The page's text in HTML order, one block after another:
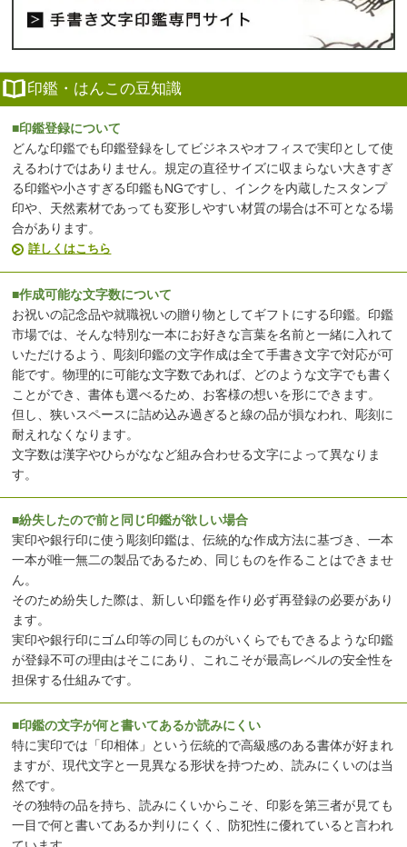
印鑑・はんこの豆知識
■印鑑登録について
どんな印鑑でも印鑑登録をしてビジネスやオフィスで実印として使
えるわけではありません。規定の直径サイズに収まらない大きすぎ
る印鑑や小さすぎる印鑑もNGですし、インクを内蔵したスタンプ
印や、天然素材であっても変形しやすい材質の場合は不可となる場
合があります。
詳しくはこちら
■作成可能な文字数について
お祝いの記念品や就職祝いの贈り物としてギフトにする印鑑。印鑑
市場では、そんな特別な一本にお好きな言葉を名前と一緒に入れて
いただけるよう、彫刻印鑑の文字作成は全て手書き文字で対応が可
能です。物理的に可能な文字数であれば、どのような文字でも書く
ことができ、書体も選べるため、お客様の想いを形にできます。
但し、狭いスペースに詰め込み過ぎると線の品が損なわれ、彫刻に
耐えれなくなります。
文字数は漢字やひらがななど組み合わせる文字によって異なりま
す。
■紛失したので前と同じ印鑑が欲しい場合
実印や銀行印に使う彫刻印鑑は、伝統的な作成方法に基づき、一本
一本が唯一無二の製品であるため、同じものを作ることはできませ
ん。
そのため紛失した際は、新しい印鑑を作り必ず再登録の必要があり
ます。
実印や銀行印にゴム印等の同じものがいくらでもできるような印鑑
が登録不可の理由はそこにあり、これこそが最高レベルの安全性を
担保する仕組みです。
■印鑑の文字が何と書いてあるか読みにくい
特に実印では「印相体」という伝統的で高級感のある書体が好まれ
ますが、現代文字と一見異なる形状を持つため、読みにくいのは当
然です。
その独特の品を持ち、読みにくいからこそ、印影を第三者が見ても
一目で何と書いてあるか判りにくく、防犯性に優れていると言われ